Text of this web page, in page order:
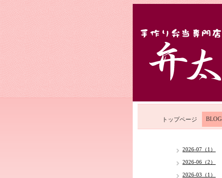
トップページ BLOG
2026-07（1）
2026-06（2）
2026-03（1）